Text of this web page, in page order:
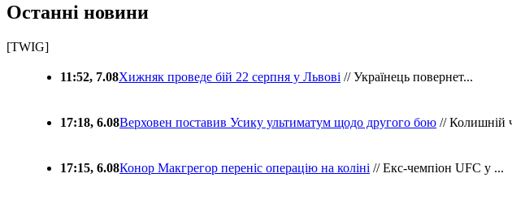
Останні новини
[TWIG]
11:52, 7.08Хижняк проведе бій 22 серпня у Львові // Українець повернет...
17:18, 6.08Верховен поставив Усику ультиматум щодо другого бою // Колишній
17:15, 6.08Конор Макгрегор переніс операцію на коліні // Екс-чемпіон UFC у ...